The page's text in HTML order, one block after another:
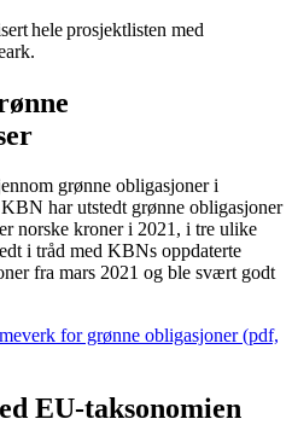
hele prosjektlisten med
grønne obligasjoner i
har utstedt grønne obligasjoner
norske kroner i 2021, i tre ulike
i tråd med KBNs oppdaterte
fra mars 2021 og ble svært godt
for grønne obligasjoner (pdf,
EU-taksonomien